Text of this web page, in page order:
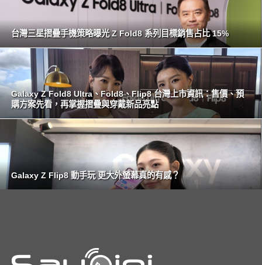
台灣三星摺疊手機策略曝光 Z Fold8 系列目標銷售占比 15%
Galaxy Z Fold8 Ultra、Fold8、Flip8 台灣上市資訊：售價、預
購方案先看，再掌握摺疊與穿戴新品亮點
Galaxy Z Flip8 動手玩 更大外螢幕真的有感？